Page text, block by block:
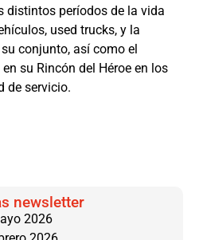
distintos períodos de la vida
used trucks, y la
conjunto, así como el
su Rincón del Héroe en los
de servicio.
newsletter
2026